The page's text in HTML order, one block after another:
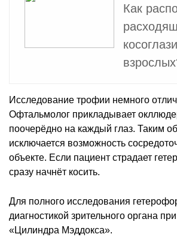
Как
Исследование трофии немного
Офтальмолог прикладывает
поочерёдно на каждый глаз. Таким
исключается возможность
объекте. Если пациент страдает
сразу начнёт косить.
Для полного исследования
диагностикой зрительного органа
«Цилиндра Мэддокса».